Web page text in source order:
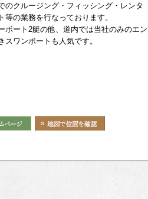
のクルージング・フィッシング・レンタ
等の業務を行なっております。
ボート2艇の他、道内では当社のみのエン
スワンボートも人気です。